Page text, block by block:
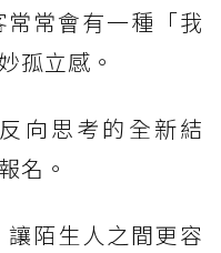
常會有一種「我
孤立感。
向思考的全新結
名。
陌生人之間更容